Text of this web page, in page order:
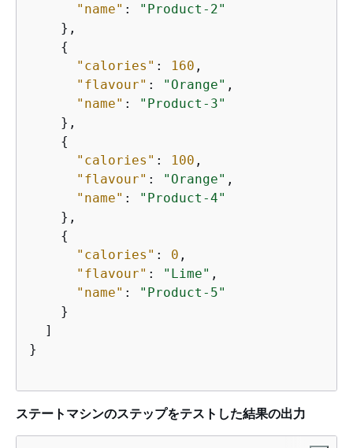
"name" :
"Product-2"
    },
{
"calories" : 160 ,
"flavour" : "Orange" ,
"name" :
"Product-3"
    },
{
"calories" : 100 ,
"flavour" : "Orange" ,
"name" :
"Product-4"
    },
{
"calories" : 0 ,
"flavour" : "Lime" ,
"name" :
"Product-5"
    }
  ]
}
ステートマシンのステップをテストした結果の出力